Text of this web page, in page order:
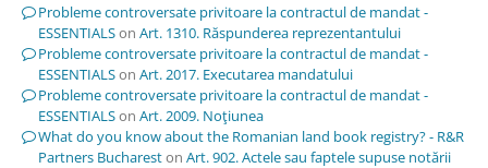
Probleme controversate privitoare la contractul de mandat -
ESSENTIALSon Art. 1310. Răspunderea reprezentantului
Probleme controversate privitoare la contractul de mandat -
ESSENTIALSon Art. 2017. Executarea mandatului
Probleme controversate privitoare la contractul de mandat -
ESSENTIALSon Art. 2009. Noţiunea
What do you know about the Romanian land book registry? - R&R
Partners Buchareston Art. 902. Actele sau faptele supuse notării